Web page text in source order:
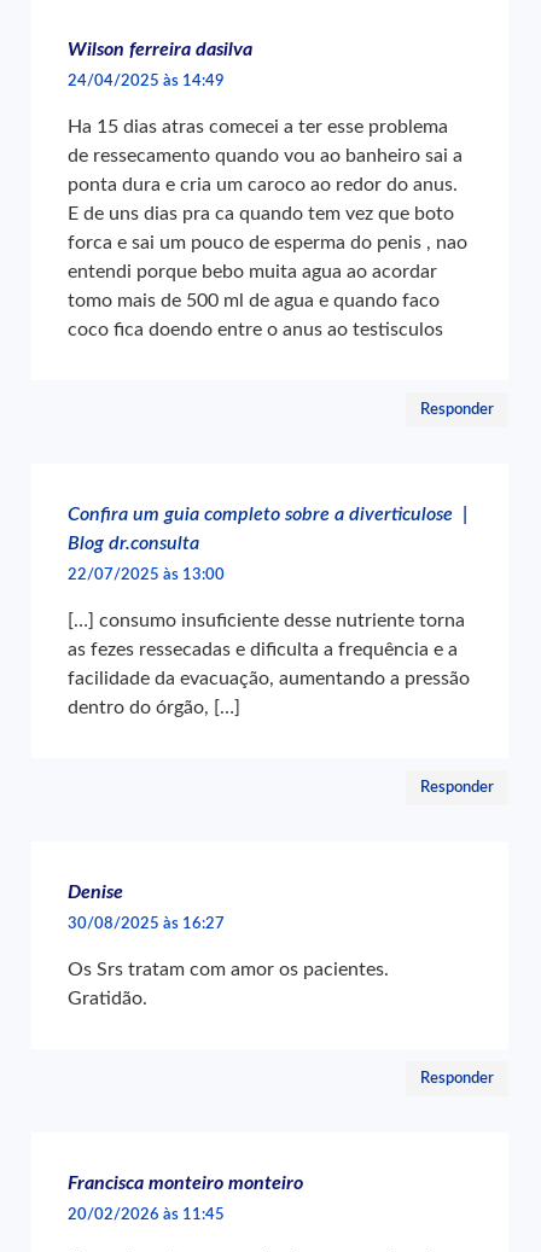
Wilson ferreira dasilva
24/04/2025 às 14:49
Ha 15 dias atras comecei a ter esse problema
de ressecamento quando vou ao banheiro sai a
ponta dura e cria um caroco ao redor do anus.
E de uns dias pra ca quando tem vez que boto
forca e sai um pouco de esperma do penis , nao
entendi porque bebo muita agua ao acordar
tomo mais de 500 ml de agua e quando faco
coco fica doendo entre o anus ao testisculos
Responder
Confira um guia completo sobre a diverticulose |
Blog dr.consulta
22/07/2025 às 13:00
[…] consumo insuficiente desse nutriente torna
as fezes ressecadas e dificulta a frequência e a
facilidade da evacuação, aumentando a pressão
dentro do órgão, […]
Responder
Denise
30/08/2025 às 16:27
Os Srs tratam com amor os pacientes.
Gratidão.
Responder
Francisca monteiro monteiro
20/02/2026 às 11:45